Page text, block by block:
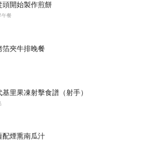
頭開始製作煎餅
午餐
箔夾牛排晚餐
基里果凍射擊食譜（射手）
配煙熏南瓜汁